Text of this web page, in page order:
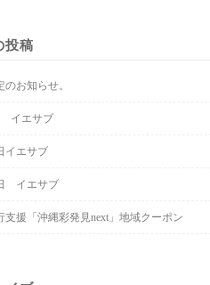
投稿
のお知らせ。
イエサブ
イエサブ
イエサブ
支援「沖縄彩発見next」地域クーポン